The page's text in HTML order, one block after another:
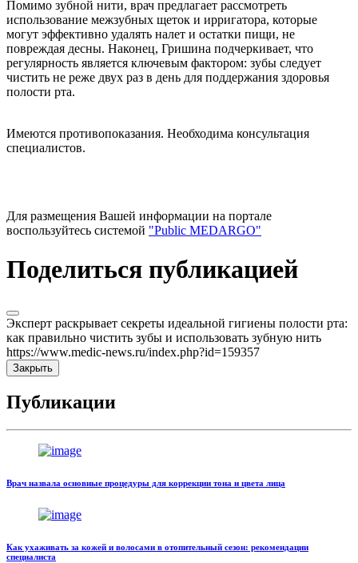
Помимо зубной нити, врач предлагает рассмотреть
использование межзубных щеток и ирригатора, которые
могут эффективно удалять налет и остатки пищи, не
повреждая десны. Наконец, Гришина подчеркивает, что
регулярность является ключевым фактором: зубы следует
чистить не реже двух раз в день для поддержания здоровья
полости рта.
Имеются противопоказания. Необходима консультация
специалистов.
Для размещения Вашей информации на портале
воспользуйтесь системой "Public MEDARGO"
Поделиться публикацией
Эксперт раскрывает секреты идеальной гигиены полости рта:
как правильно чистить зубы и использовать зубную нить
https://www.medic-news.ru/index.php?id=159357
Закрыть
Публикации
Врач назвала основные процедуры для коррекции тона и цвета лица
Как ухаживать за кожей и волосами в отопительный сезон: рекомендации
специалиста